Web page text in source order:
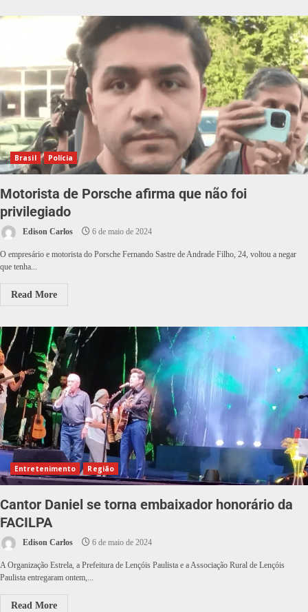
Brasil Polícia
Motorista de Porsche afirma que não foi
privilegiado
Edison Carlos 6 de maio de 2024
O empresário e motorista do Porsche Fernando Sastre de Andrade Filho, 24, voltou a negar
que tenha...
Read More
Entretenimento Região
Cantor Daniel se torna embaixador honorário da
FACILPA
Edison Carlos 6 de maio de 2024
A Organização Estrela, a Prefeitura de Lençóis Paulista e a Associação Rural de Lençóis
Paulista entregaram ontem,...
Read More